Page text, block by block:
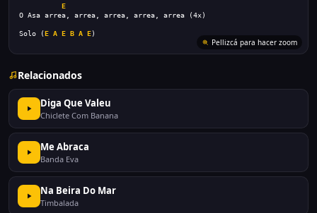
E
O Asa arrea, arrea, arrea, arrea, arrea (4x)
Solo (E A E B A E)
Pellizcá para hacer zoom
Relacionados
Diga Que Valeu
Chiclete Com Banana
Me Abraca
Banda Eva
Na Beira Do Mar
Timbalada